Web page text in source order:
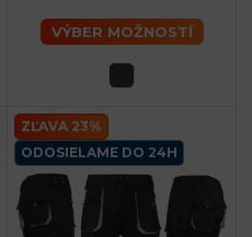
VÝBER MOŽNOSTÍ
ZĽAVA 23%
ODOSIELAME DO 24H